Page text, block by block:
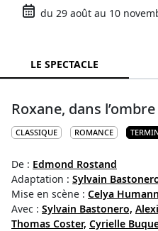
du 29 août au 10
LE SPECTACLE
Roxane, dans
CLASSIQUE ROMANCE
De : Edmond Rostand
Adaptation : Sylvain
Mise en scène : Celya
Avec : Sylvain Bastonero,
Thomas Coster, Cyrielle